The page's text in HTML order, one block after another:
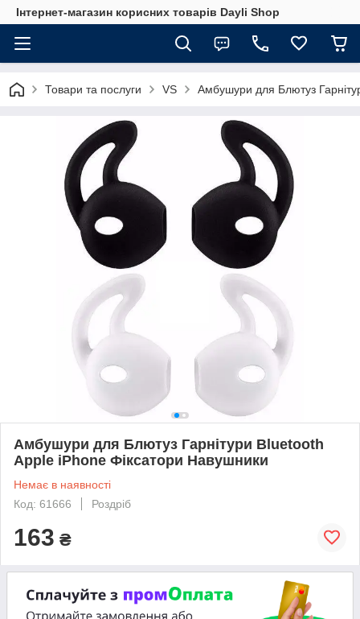
Інтернет-магазин корисних товарів Dayli Shop
Товари та послуги VS Амбушури для Блютуз
Амбушури для Блютуз Гарнітури Bluetooth
Apple iPhone Фіксатори Навушники
Немає в наявності
Код: 61666
Роздріб
163 ₴